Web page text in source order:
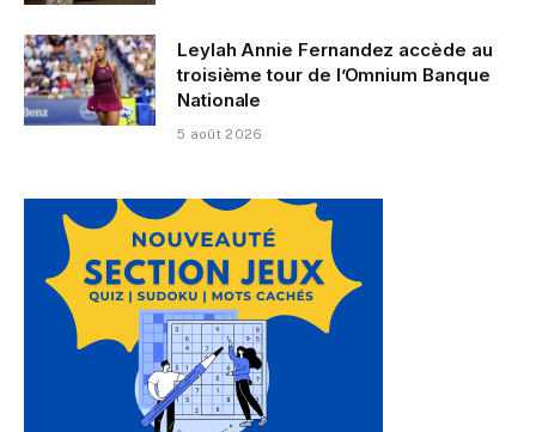
Leylah Annie Fernandez accède au
troisième tour de l’Omnium Banque
Nationale
5 août 2026